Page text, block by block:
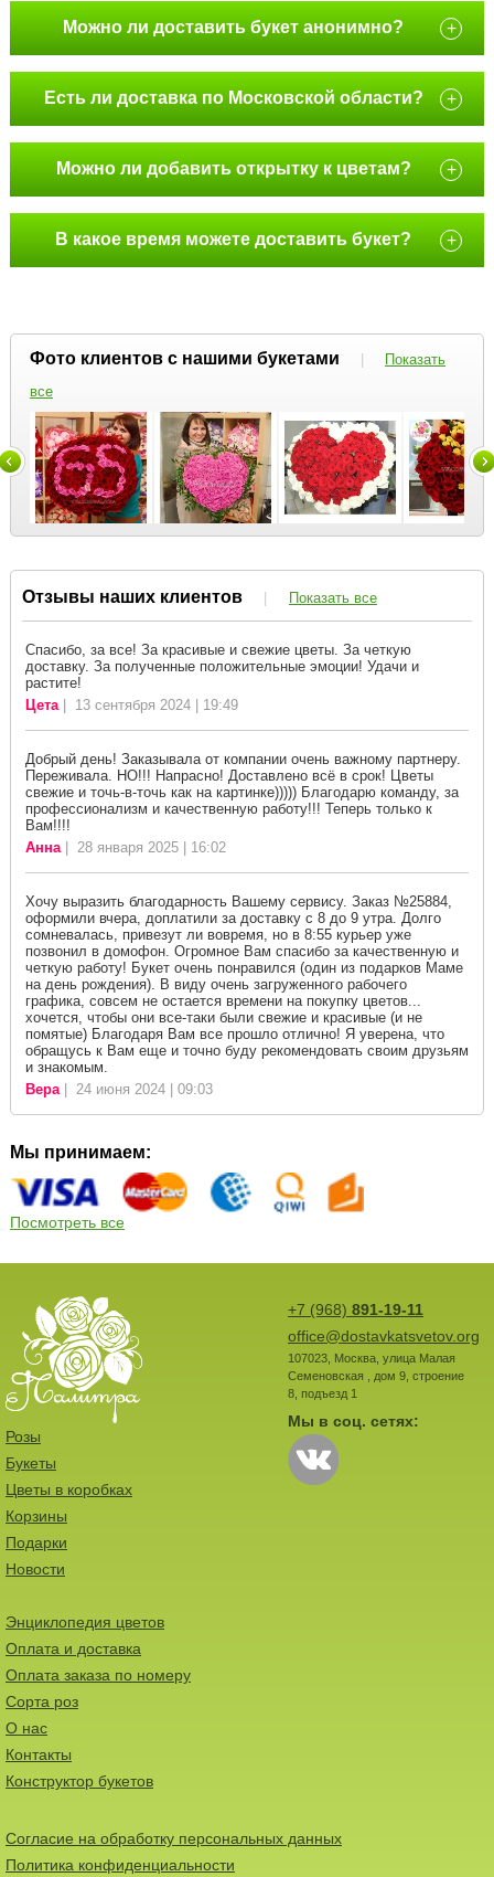
Можно ли доставить букет анонимно? +
Есть ли доставка по Московской области? +
Можно ли добавить открытку к цветам? +
В какое время можете доставить букет? +
Фото клиентов с нашими букетами |
Показать
все
Отзывы наших клиентов | Показать все
Спасибо, за все! За красивые и свежие цветы. За четкую
доставку. За полученные положительные эмоции! Удачи и
растите!
Цета| 13 сентября 2024 | 19:49
Добрый день! Заказывала от компании очень важному партнеру.
Переживала. НО!!! Напрасно! Доставлено всё в срок! Цветы
свежие и точь-в-точь как на картинке))))) Благодарю команду, за
профессионализм и качественную работу!!! Теперь только к
Вам!!!!
Анна| 28 января 2025 | 16:02
Хочу выразить благодарность Вашему сервису. Заказ №25884,
оформили вчера, доплатили за доставку с 8 до 9 утра. Долго
сомневалась, привезут ли вовремя, но в 8:55 курьер уже
позвонил в домофон. Огромное Вам спасибо за качественную и
четкую работу! Букет очень понравился (один из подарков Маме
на день рождения). В виду очень загруженного рабочего
графика, совсем не остается времени на покупку цветов...
хочется, чтобы они все-таки были свежие и красивые (и не
помятые) Благодаря Вам все прошло отлично! Я уверена, что
обращусь к Вам еще и точно буду рекомендовать своим друзьям
и знакомым.
Вера| 24 июня 2024 | 09:03
Мы принимаем:
Посмотреть все
+7 (968) 891-19-11
office@dostavkatsvetov.org
107023, Москва, улица Малая
Семеновская , дом 9, строение
8, подъезд 1
Мы в соц. сетях:
Розы
Букеты
Цветы в коробках
Корзины
Подарки
Новости
Энциклопедия цветов
Оплата и доставка
Оплата заказа по номеру
Сорта роз
О нас
Контакты
Конструктор букетов
Согласие на обработку персональных данных
Политика конфиденциальности